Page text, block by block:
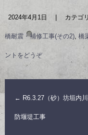
2024年4月1日 | カテゴ
橋耐震・補修工事(その2) 橋
ントをどうぞ
← R6.3.27（砂）坊垣内
防堰堤工事